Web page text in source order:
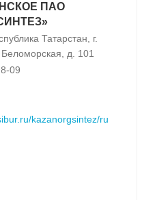
ПАО
Татарстан, г.
Беломорская, д. 101
09
kazanorgsintez/ru